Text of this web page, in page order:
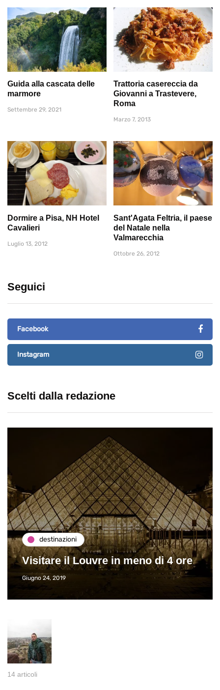
Guida alla cascata delle
marmore
Settembre 29, 2021
Trattoria casereccia da
Giovanni a Trastevere,
Roma
Marzo 7, 2013
Dormire a Pisa, NH Hotel
Cavalieri
Luglio 13, 2012
Sant'Agata Feltria, il paese
del Natale nella
Valmarecchia
Ottobre 26, 2012
Seguici
Facebook
Instagram
Scelti dalla redazione
destinazioni
Visitare il Louvre in meno di 4 ore
Giugno 24, 2019
14 articoli